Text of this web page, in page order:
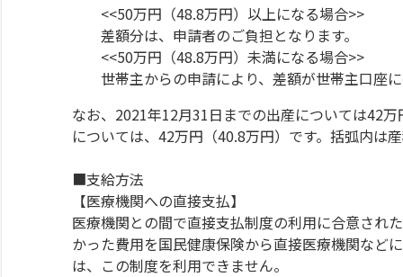
<<50万円（48.8万円）以上になる場合>>
差額分は、申請者のご負担となります。
<<50万円（48.8万円）未満になる場合>>
世帯主からの申請により、差額が世帯主口座に
なお、2021年12月31日までの出産については42
については、42万円（40.8万円）です。括弧内は
■支給方法
【医療機関への直接支払】
医療機関との間で直接支払制度の利用に合意され
かった費用を国民健康保険から直接医療機関など
は、この制度を利用できません。